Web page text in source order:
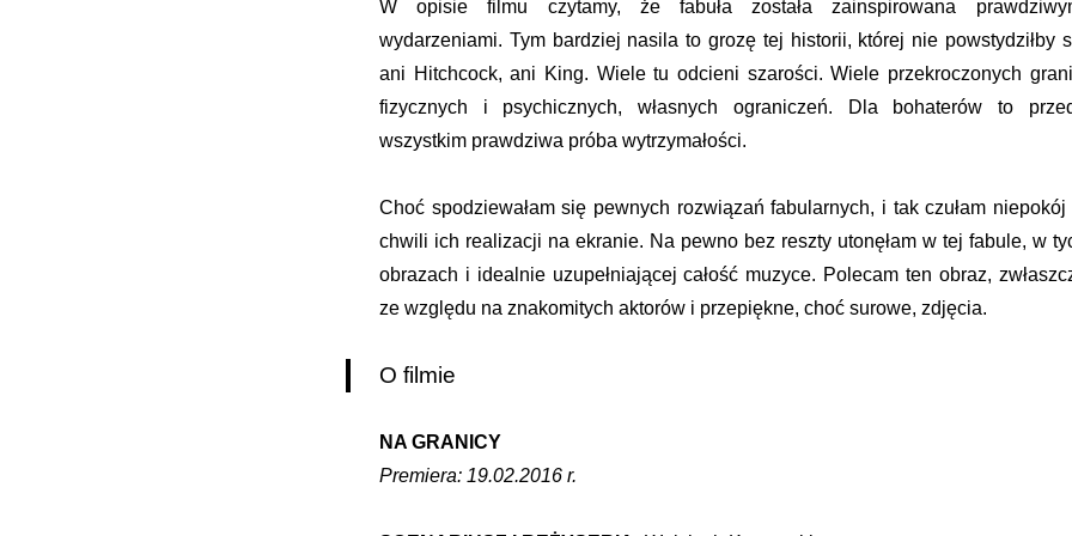
W opisie filmu czytamy, że fabuła została zainspirowana
wydarzeniami. Tym bardziej nasila to grozę tej historii, której nie powstydziłby
ani Hitchcock, ani King. Wiele tu odcieni szarości. Wiele przekroczonych
fizycznych i psychicznych, własnych ograniczeń. Dla bohaterów to
wszystkim prawdziwa próba wytrzymałości.
Choć spodziewałam się pewnych rozwiązań fabularnych, i tak czułam niepokój
chwili ich realizacji na ekranie. Na pewno bez reszty utonęłam w tej fabule, w
obrazach i idealnie uzupełniającej całość muzyce. Polecam ten obraz,
ze względu na znakomitych aktorów i przepiękne, choć surowe, zdjęcia.
O filmie
NA GRANICY
Premiera: 19.02.2016 r.